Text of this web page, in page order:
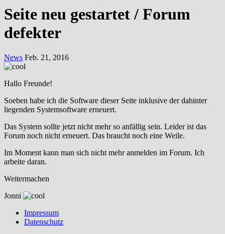
Seite neu gestartet / Forum
defekter
News Feb. 21, 2016
Hallo Freunde!
Soeben habe ich die Software dieser Seite inklusive der dahinter
liegenden Systemsoftware erneuert.
Das System sollte jetzt nicht mehr so anfällig sein. Leider ist das
Forum noch nicht erneuert. Das braucht noch eine Weile.
Im Moment kann man sich nicht mehr anmelden im Forum. Ich
arbeite daran.
Weitermachen
Jonni
Impressum
Datenschutz